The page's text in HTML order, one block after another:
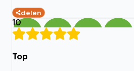
delen
10
Top